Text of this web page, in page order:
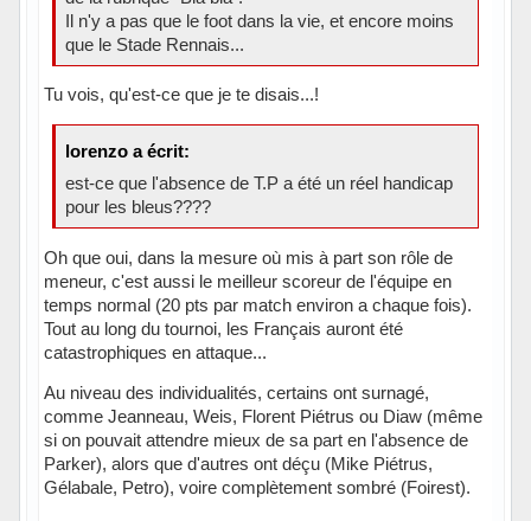
Il n'y a pas que le foot dans la vie, et encore moins
que le Stade Rennais...
Tu vois, qu'est-ce que je te disais...!
lorenzo a écrit:
est-ce que l'absence de T.P a été un réel handicap
pour les bleus????
Oh que oui, dans la mesure où mis à part son rôle de
meneur, c'est aussi le meilleur scoreur de l'équipe en
temps normal (20 pts par match environ a chaque fois).
Tout au long du tournoi, les Français auront été
catastrophiques en attaque...
Au niveau des individualités, certains ont surnagé,
comme Jeanneau, Weis, Florent Piétrus ou Diaw (même
si on pouvait attendre mieux de sa part en l'absence de
Parker), alors que d'autres ont déçu (Mike Piétrus,
Gélabale, Petro), voire complètement sombré (Foirest).